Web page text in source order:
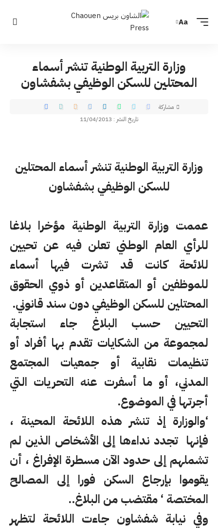
Aa
وزارة التربية الوطنية تنشر أسماء
المحتلين للسكن الوظيفي بشفشاون
تاريخ النشر : 11/04/2013
مشاركة
وزارة التربية الوطنية تنشر أسماء المحتلين
للسكن الوظيفي بشفشاون
عممت وزارة التربية الوطنية مؤخرا بلاغا
للرأي العام الوطني تعلن فيه عن تحيين
للائحة كانت قد تشرت فيها أسماء
للموظفين أو المتقاعدين أو ذوي الحقوق
المحتلين للسكن الوظيفي دون سند قانوني.
التحيين حسب البلاغ جاء استجابة
لمجموعة من الشكايات تقدم بها أفراد أو
تنظيمات نقابية أو جمعيات المجتمع
المدني، أو ما أسفرت عنه التحريات التي
أجرتها في الموضوع.
‘والوزارة إذ تنشر هذه اللائحة المحينة ،
فإنها تجدد نداءها إلى الأشخاص الذين لم
تشملهم إلى حدود الآن مسطرة الإفراغ ، أن
يقوموا بإرجاع السكن فورا إلى المصالح
المختصة ‘ مقتضب من البلاغ..
وفي نيابة شفشاون جاءت اللائحة لتظهر